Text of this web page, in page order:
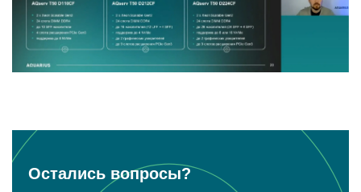
Остались вопросы?